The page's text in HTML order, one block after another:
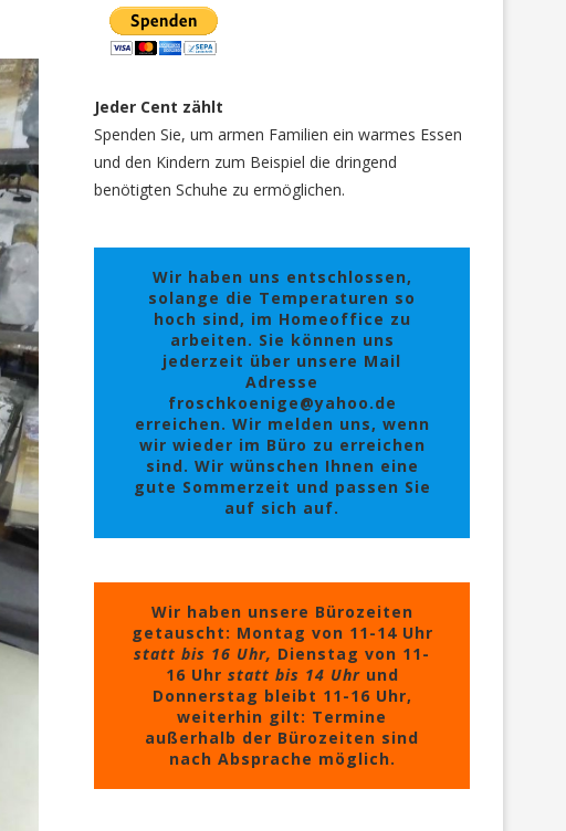
Jeder Cent zählt
Spenden Sie, um armen Familien ein warmes Essen
und den Kindern zum Beispiel die dringend
benötigten Schuhe zu ermöglichen.
Wir haben uns entschlossen,
solange die Temperaturen so
hoch sind, im Homeoffice zu
arbeiten. Sie können uns
jederzeit über unsere Mail
Adresse
froschkoenige@yahoo.de
erreichen. Wir melden uns, wenn
wir wieder im Büro zu erreichen
sind. Wir wünschen Ihnen eine
gute Sommerzeit und passen Sie
auf sich auf.
Wir haben unsere Bürozeiten
getauscht: Montag von 11-14 Uhr
statt bis 16 Uhr, Dienstag von 11-
16 Uhr statt bis 14 Uhrund
Donnerstag bleibt 11-16 Uhr,
weiterhin gilt: Termine
außerhalb der Bürozeiten sind
nach Absprache möglich.